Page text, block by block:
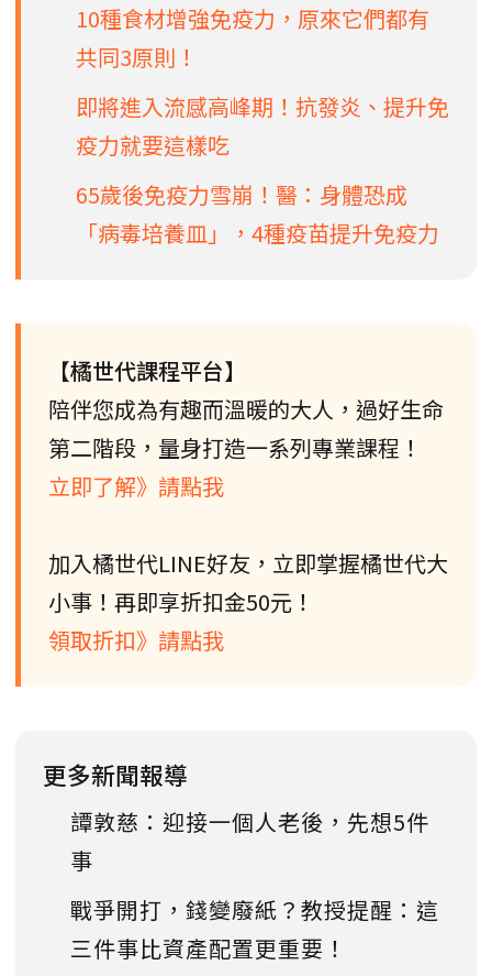
10種食材增強免疫力，原來它們都有
共同3原則！
即將進入流感高峰期！抗發炎、提升免
疫力就要這樣吃
65歲後免疫力雪崩！醫：身體恐成
「病毒培養皿」，4種疫苗提升免疫力
【橘世代課程平台】
陪伴您成為有趣而溫暖的大人，過好生命
第二階段，量身打造一系列專業課程！
立即了解》請點我
加入橘世代LINE好友，立即掌握橘世代大
小事！再即享折扣金50元！
領取折扣》請點我
更多新聞報導
譚敦慈：迎接一個人老後，先想5件
事
戰爭開打，錢變廢紙？教授提醒：這
三件事比資產配置更重要！